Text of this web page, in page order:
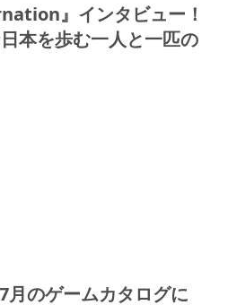
』インタビュー！
本を歩む一人と一匹の
のゲームカタログに